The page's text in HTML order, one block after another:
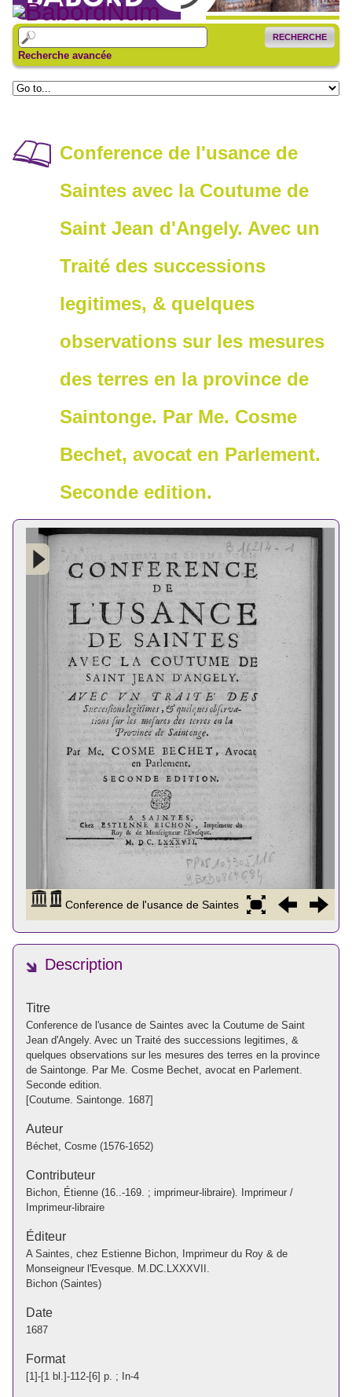
RECHERCHE
Recherche avancée
Conference de l'usance de
Saintes avec la Coutume de
Saint Jean d'Angely. Avec un
Traité des successions
legitimes, & quelques
observations sur les mesures
des terres en la province de
Saintonge. Par Me. Cosme
Bechet, avocat en Parlement.
Seconde edition.
Description
Titre
Conference de l'usance de Saintes avec la Coutume de Saint
Jean d'Angely. Avec un Traité des successions legitimes, &
quelques observations sur les mesures des terres en la province
de Saintonge. Par Me. Cosme Bechet, avocat en Parlement.
Seconde edition.
[Coutume. Saintonge. 1687]
Auteur
Béchet, Cosme (1576-1652)
Contributeur
Bichon, Étienne (16..-169. ; imprimeur-libraire). Imprimeur /
Imprimeur-libraire
Éditeur
A Saintes, chez Estienne Bichon, Imprimeur du Roy & de
Monseigneur l'Evesque. M.DC.LXXXVII.
Bichon (Saintes)
Date
1687
Format
[1]-[1 bl.]-112-[6] p. ; In-4